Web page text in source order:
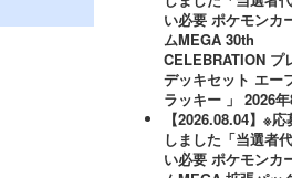
い必要 ポケモンカ
ムMEGA 30th
CELEBRATION プ
デッキセット エー
ラッキー 」 2026
【2026.08.04】※
しました「当選者
い必要 ポケモンカ